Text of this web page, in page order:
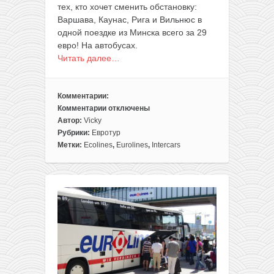
тех, кто хочет сменить обстановку:
Варшава, Каунас, Рига и Вильнюс в
одной поездке из Минска всего за 29
евро! На автобусах.
Читать далее…
Комментарии:
Комментарии
к
записи
Бусотур
аэрофобов:
Литва
Латвия
одной
поездке
из
отключены
Автор: Vicky
Рубрики: Евротур
Метки: Ecolines, Eurolines, Intercars